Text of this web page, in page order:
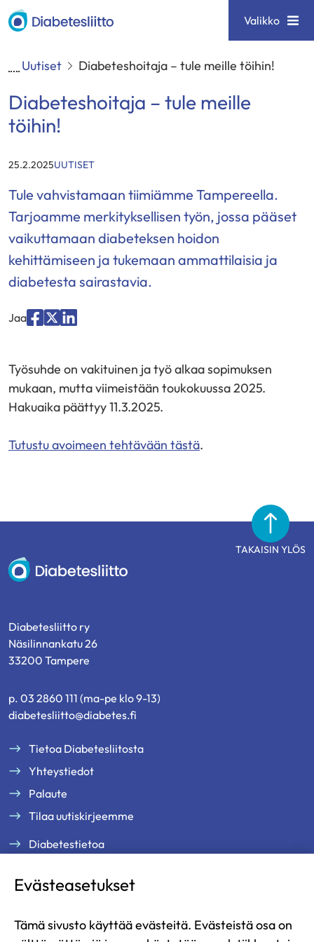
Siirry
sisältöön
Diabetesliitto Valikko
Uutiset Diabeteshoitaja – tule meille töihin!
Diabeteshoitaja – tule meille
töihin!
25.2.2025KATEGORIAT
UUTISET
Tule vahvistamaan tiimiämme Tampereella.
Tarjoamme merkityksellisen työn, jossa pääset
vaikuttamaan diabeteksen hoidon
kehittämiseen ja tukemaan ammattilaisia ja
diabetesta sairastavia.
Jaa
"Facebook"
"X" "LinkedIn"
Työsuhde on vakituinen ja työ alkaa sopimuksen
mukaan, mutta viimeistään toukokuussa 2025.
Hakuaika päättyy 11.3.2025.
Tutustu avoimeen tehtävään tästä.
TAKAISIN YLÖS
Diabetesliitto
Diabetesliitto ry
Näsilinnankatu 26
33200 Tampere
p. 03 2860 111 (ma-pe klo 9-13)
diabetesliitto@diabetes.fi
Tietoa Diabetesliitosta
Yhteystiedot
Palaute
Tilaa uutiskirjeemme
Diabetestietoa
Jäsenille
Ajankohtaista
Evästeasetukset
Tämä sivusto käyttää evästeitä. Evästeistä osa on